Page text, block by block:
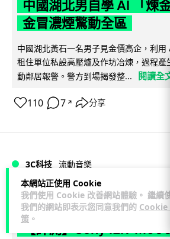
本網站正使用 Cookie
我們使用 Cookie 改善網站體驗。 繼續
我們的網站即表示您同意我們的 Cookie
策 。
中國湖北男自學 AI 「煉
金冒濃煙驚動全區
中國湖北黃石一名男子見金價高企，利
租住單位私設高壓爐及作坊冶煉，過程產
動鄰居報警。警方到場揭發整...
閱讀全文
110 7 ↗ 分享
3C科技 流動音樂
Lawton 1 日
【評測】Sony IER-